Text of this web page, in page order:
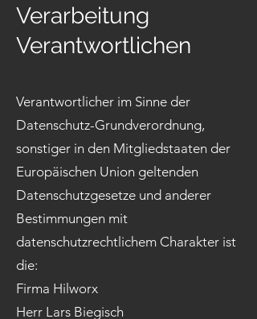
Verarbeitung
Verantwortlichen
Verantwortlicher im Sinne der
Datenschutz-Grundverordnung,
sonstiger in den Mitgliedstaaten der
Europäischen Union geltenden
Datenschutzgesetze und anderer
Bestimmungen mit
datenschutzrechtlichem Charakter ist
die:
Firma Hilworx
Herr Lars Biegisch